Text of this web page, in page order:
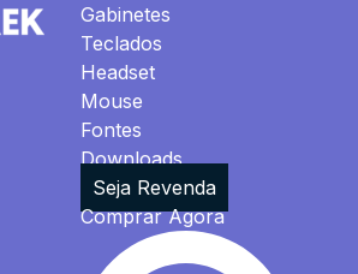
Gabinetes
Teclados
Headset
Mouse
Fontes
Downloads
Seja Revenda
Comprar Agora